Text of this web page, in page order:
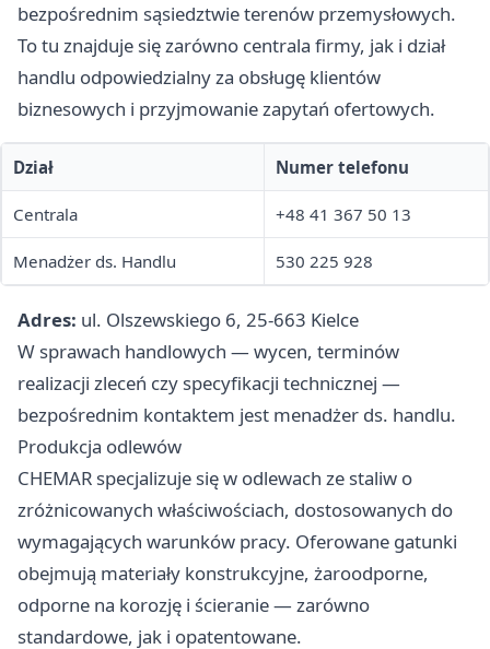
bezpośrednim sąsiedztwie terenów przemysłowych.
To tu znajduje się zarówno centrala firmy, jak i dział
handlu odpowiedzialny za obsługę klientów
biznesowych i przyjmowanie zapytań ofertowych.
Dział Numer telefonu
Centrala +48 41 367 50 13
Menadżer ds. Handlu 530 225 928
Adres: ul. Olszewskiego 6, 25-663 Kielce
W sprawach handlowych — wycen, terminów
realizacji zleceń czy specyfikacji technicznej —
bezpośrednim kontaktem jest menadżer ds. handlu.
Produkcja odlewów
CHEMAR specjalizuje się w odlewach ze staliw o
zróżnicowanych właściwościach, dostosowanych do
wymagających warunków pracy. Oferowane gatunki
obejmują materiały konstrukcyjne, żaroodporne,
odporne na korozję i ścieranie — zarówno
standardowe, jak i opatentowane.